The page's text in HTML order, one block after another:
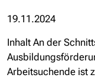
19.11.2024
Inhalt An der
Arbeitsuchende ist